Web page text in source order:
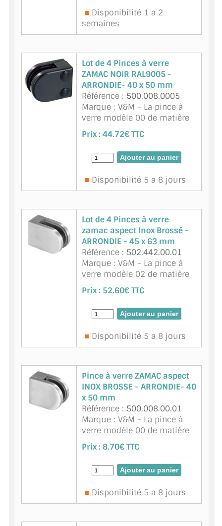
suiteDisponibilité 1 a 2
semaines
Lot de 4 Pinces à verre
ZAMAC NOIR RAL9005 -
ARRONDIE- 40 x 50 mm
Référence : 500.008.0005
Marque : V&M - La pince à
verre modèle 00 de matière
zamac - finition noir
RAL9005 est disponible pour
du verre d'épaisseur 8 mm.
Cette pince à verre à fond
Prix : 44.72€ TTC
Disponibilité 5 a 8 jours
Lot de 4 Pinces à verre
zamac aspect Inox Brossé -
ARRONDIE - 45 x 63 mm
Référence : 502.442.00.01
Marque : V&M - La pince à
verre modèle 02 de matière
zamac - finition inox brossé
est disponible pour du verre
d'épaisseur 8.76 mm. Cette
pince à verre à fond plat se ...
Prix : 52.60€ TTC
Disponibilité 5 a 8 jours
Pince à verre ZAMAC aspect
INOX BROSSE - ARRONDIE- 40
x 50 mm
Référence : 500.008.00.01
Marque : V&M - La pince à
verre modèle 00 de matière
zamac- finition inox brossé
est disponible pour du verre
d'épaisseur 8 mm. Les
pinces à verres sont utiles
Prix : 8.70€ TTC
Disponibilité 5 a 8 jours